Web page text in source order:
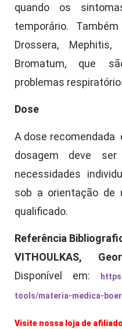
quando os
temporário.
Drossera,
Bromatum, que
problemas
Dose
A dose recomendada
dosagem deve
necessidades
sob a orientação de
qualificado.
Referência
VITHOULKAS,
Disponível em:
tools/materia-medica-
Visite nossa loja de